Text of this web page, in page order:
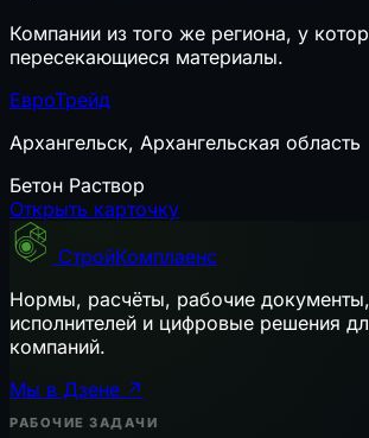
Компании из того же региона, у
пересекающиеся материалы.
ЕвроТрейд
Архангельск, Архангельская область
Бетон Раствор
Открыть карточку
СтройКомплаенс
Нормы, расчёты, рабочие
исполнителей и цифровые решения
компаний.
Мы в Дзене ↗
РАБОЧИЕ ЗАДАЧИ